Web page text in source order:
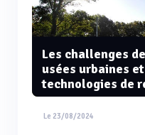
Les challenges
usées urbaines
technologies de
Le 23/08/2024